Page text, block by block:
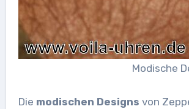
Modische
Die modischen Designs von